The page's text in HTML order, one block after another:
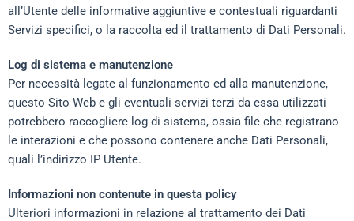
all’Utente delle informative aggiuntive e contestuali riguardanti
Servizi specifici, o la raccolta ed il trattamento di Dati Personali.
Log di sistema e manutenzione
Per necessità legate al funzionamento ed alla manutenzione,
questo Sito Web e gli eventuali servizi terzi da essa utilizzati
potrebbero raccogliere log di sistema, ossia file che registrano
le interazioni e che possono contenere anche Dati Personali,
quali l’indirizzo IP Utente.
Informazioni non contenute in questa policy
Ulteriori informazioni in relazione al trattamento dei Dati